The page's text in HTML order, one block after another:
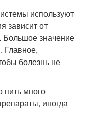
используют
зависит от
значение
Главное,
болезнь не
пить много
иногда